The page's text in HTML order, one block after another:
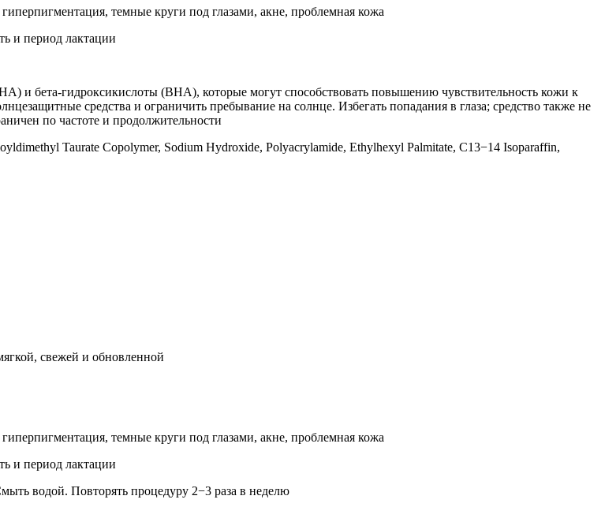
темные круги под глазами, акне, проблемная кожа
и период лактации
и бета-гидроксикислоты (BHA), которые могут способствовать повышению чувствительность кожи к
средства и ограничить пребывание на солнце. Избегать попадания в глаза; средство также не
по частоте и продолжительности
Taurate Copolymer, Sodium Hydroxide, Polyacrylamide, Ethylhexyl Palmitate, C13−14 Isoparaffin,
свежей и обновленной
темные круги под глазами, акне, проблемная кожа
и период лактации
водой. Повторять процедуру 2−3 раза в неделю